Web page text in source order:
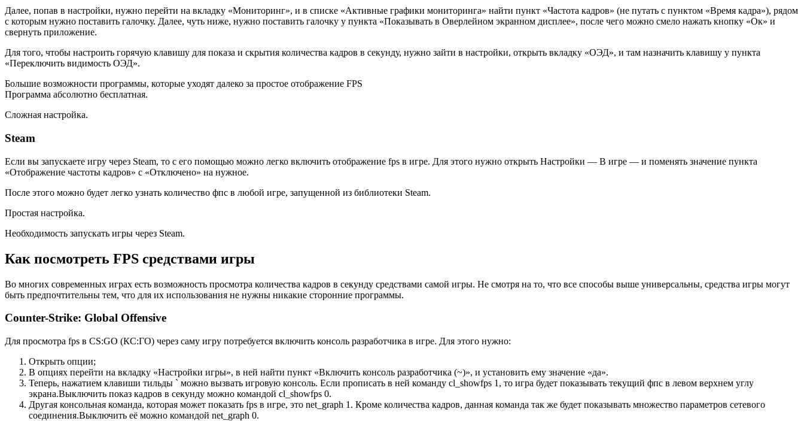
Далее, попав в настройки, нужно перейти на вкладку «Мониторинг», и в списке «Активные графики мониторинга» найти пункт «Частота кадров» (не путать с пунктом «Время кадра»), рядом
с которым нужно поставить галочку. Далее, чуть ниже, нужно поставить галочку у пункта «Показывать в Оверлейном экранном дисплее», после чего можно смело нажать кнопку «Ок» и
свернуть приложение.
Для того, чтобы настроить горячую клавишу для показа и скрытия количества кадров в секунду, нужно зайти в настройки, открыть вкладку «ОЭД», и там назначить клавишу у пункта
«Переключить видимость ОЭД».
Большие возможности программы, которые уходят далеко за простое отображение FPS
Программа абсолютно бесплатная.
Сложная настройка.
Steam
Если вы запускаете игру через Steam, то с его помощью можно легко включить отображение fps в игре. Для этого нужно открыть Настройки — В игре — и поменять значение пункта
«Отображение частоты кадров» с «Отключено» на нужное.
После этого можно будет легко узнать количество фпс в любой игре, запущенной из библиотеки Steam.
Простая настройка.
Необходимость запускать игры через Steam.
Как посмотреть FPS средствами игры
Во многих современных играх есть возможность просмотра количества кадров в секунду средствами самой игры. Не смотря на то, что все способы выше универсальны, средства игры могут
быть предпочтительны тем, что для их использования не нужны никакие сторонние программы.
Counter-Strike: Global Offensive
Для просмотра fps в CS:GO (КС:ГО) через саму игру потребуется включить консоль разработчика в игре. Для этого нужно:
Открыть опции;
В опциях перейти на вкладку «Настройки игры», в ней найти пункт «Включить консоль разработчика (~)», и установить ему значение «да».
Теперь, нажатием клавиши тильды ` можно вызвать игровую консоль. Если прописать в ней команду cl_showfps 1, то игра будет показывать текущий фпс в левом верхнем углу
экрана.Выключить показ кадров в секунду можно командой cl_showfps 0.
Другая консольная команда, которая может показать fps в игре, это net_graph 1. Кроме количества кадров, данная команда так же будет показывать множество параметров сетевого
соединения.Выключить её можно командой net_graph 0.